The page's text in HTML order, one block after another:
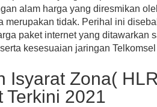
alam harga yang diresmikan
merupakan tidak. Perihal ini
paket internet yang ditawarkan
kesesuaian jaringan Telkomsel
Isyarat Zona(
Terkini 2021